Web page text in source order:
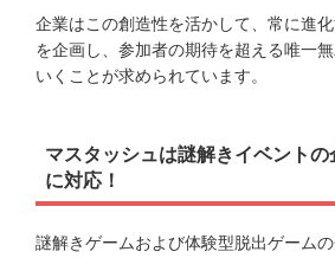
企業はこの創造性を活かして、常に進
を企画し、参加者の期待を超える唯一
いくことが求められています。
マスタッシュは謎解きイベント
に対応！
謎解きゲームおよび体験型脱出ゲーム